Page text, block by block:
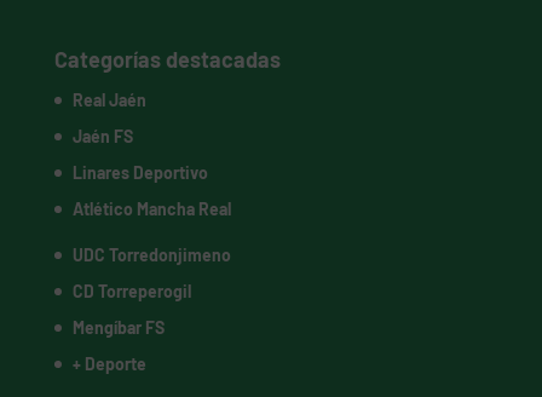
Categorías destacadas
Real Jaén
Jaén FS
Linares Deportivo
Atlético Mancha Real
UDC Torredonjimeno
CD Torreperogil
Mengíbar FS
+ Deporte